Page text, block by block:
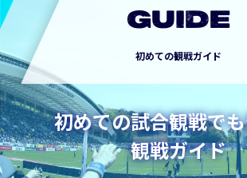
GUIDE
初めての観戦ガイド
初めての試合観戦で
観戦ガイド